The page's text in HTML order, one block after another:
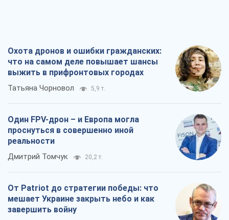
Охота дронов и ошибки гражданских:
что на самом деле повышает шансы
выжить в прифронтовых городах
Татьяна Чорновол 5,9 т.
Один FPV-дрон – и Европа могла
проснуться в совершенно иной
реальности
Дмитрий Томчук 20,2 т.
От Patriot до стратегии победы: что
мешает Украине закрыть небо и как
завершить войну